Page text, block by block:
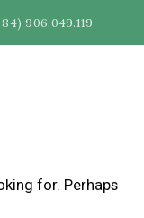
906.049.119
for. Perhaps